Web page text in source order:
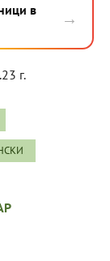
в
→
г.